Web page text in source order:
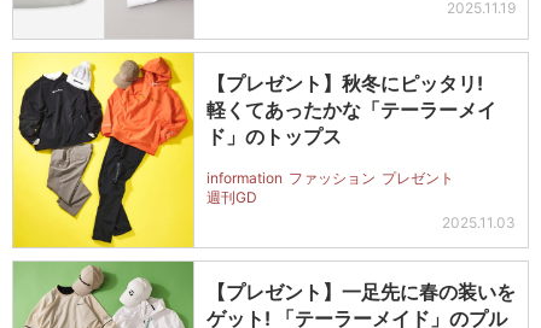
2025.11.19
【プレゼント】秋冬にピッタリ!
軽くてあったかな「テーラーメイ
ド」のトップス
information ファッション プレゼント
週刊GD
2025.11.03
【プレゼント】一足先に春の装いを
ゲット! 「テーラーメイド」のプル